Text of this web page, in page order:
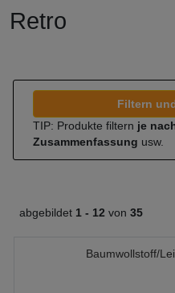
Retro
Filtern
TIP: Produkte filtern je
Zusammenfassung usw.
abgebildet 1 - 12 von 35
Baumwollstoff/